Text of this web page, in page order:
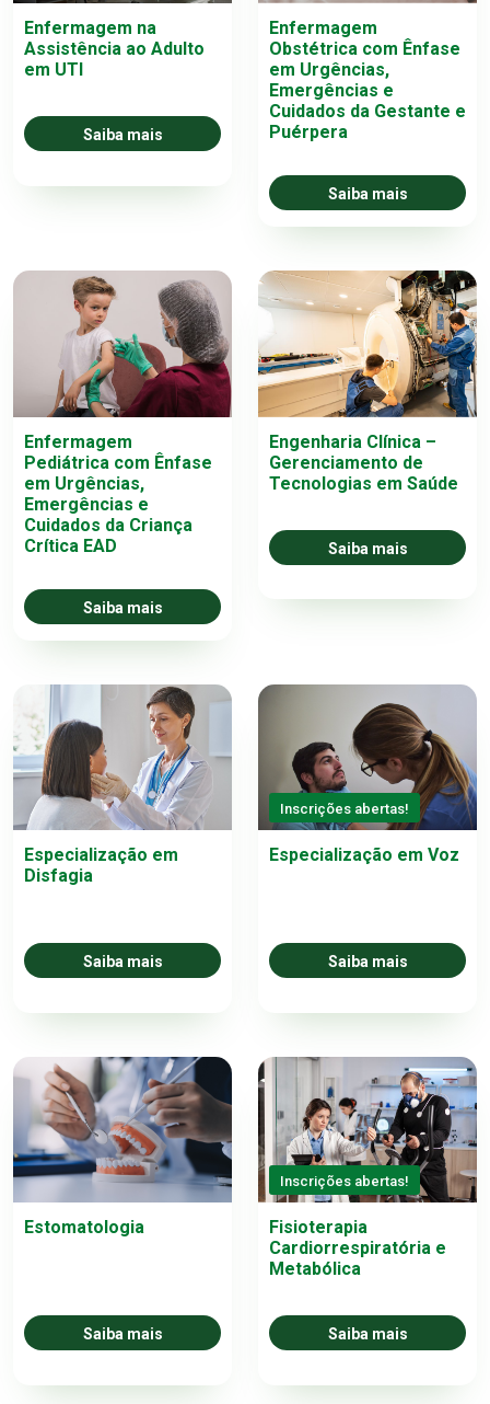
Enfermagem na
Assistência ao Adulto
em UTI
Saiba mais
Enfermagem
Obstétrica com Ênfase
em Urgências,
Emergências e
Cuidados da Gestante e
Puérpera
Saiba mais
Enfermagem
Pediátrica com Ênfase
em Urgências,
Emergências e
Cuidados da Criança
Crítica EAD
Saiba mais
Engenharia Clínica –
Gerenciamento de
Tecnologias em Saúde
Saiba mais
Especialização em
Disfagia
Saiba mais
Inscrições abertas!
Especialização em Voz
Saiba mais
Estomatologia
Saiba mais
Inscrições abertas!
Fisioterapia
Cardiorrespiratória e
Metabólica
Saiba mais